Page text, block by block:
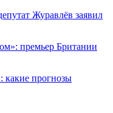
Журавлёв заявил
премьер Британии
прогнозы